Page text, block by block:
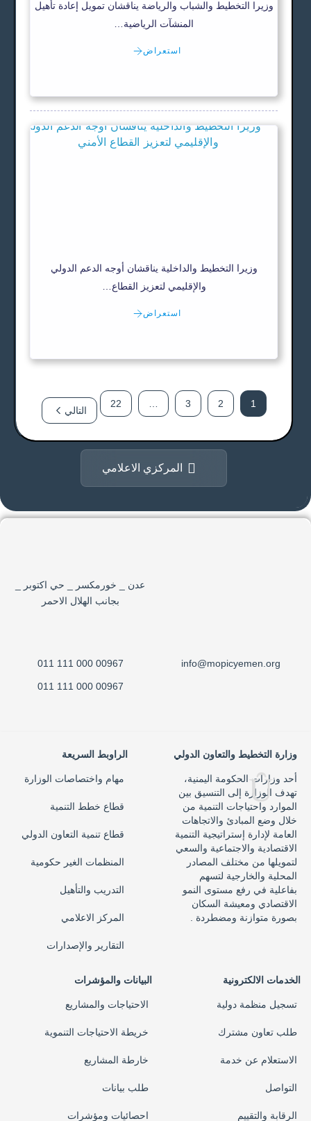
وزيرا التخطيط والشباب والرياضة يناقشان تمويل إعادة تأهيل
المنشآت الرياضية…
استعراض
وزيرا التخطيط والداخلية يناقشان أوجه الدعم الدولي
والإقليمي لتعزيز القطاع…
استعراض
1
2
3
22
التالي
المركزي الاعلامي
عدن _ خورمكسر _ حي اكتوبر _
بجانب الهلال الاحمر
info@mopicyemen.org
00967 000 111 011
00967 000 111 011
وزارة التخطيط والتعاون الدولي
أحد وزارات الحكومة اليمنية،
تهدف الوزارة إلى التنسيق بين
الموارد واحتياجات التنمية من
خلال وضع المبادئ والاتجاهات
العامة لإدارة إستراتيجية التنمية
الاقتصادية والاجتماعية والسعي
لتمويلها من مختلف المصادر
المحلية والخارجية لتسهم
بفاعلية في رفع مستوى النمو
الاقتصادي ومعيشة السكان
بصورة متوازنة ومضطردة .
الراوبط السريعة
مهام واختصاصات الوزارة
قطاع خطط التنمية
قطاع تنمية التعاون الدولي
المنظمات الغير حكومية
التدريب والتأهيل
المركز الاعلامي
التقارير والإصدارات
الخدمات الالكترونية
تسجيل منظمة دولية
طلب تعاون مشترك
الاستعلام عن خدمة
التواصل
الرقابة والتقييم
البيانات والمؤشرات
الاحتياجات والمشاريع
خريطة الاحتياجات التنموية
خارطة المشاريع
طلب بيانات
احصائيات ومؤشرات